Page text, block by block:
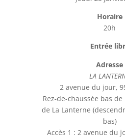
Horaire
20h
Entrée
Adresse
LA
2 avenue du jour,
Rez-de-chaussée bas de
de La Lanterne
bas)
Accès 1 : 2 avenue du